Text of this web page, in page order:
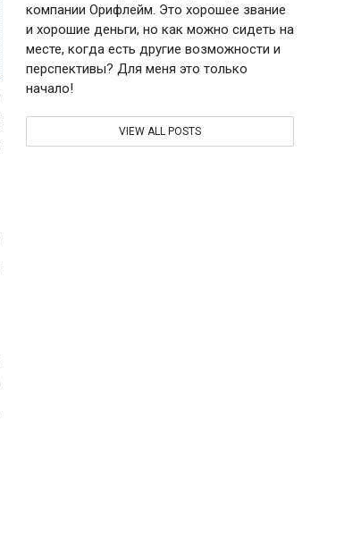
компании Орифлейм. Это хорошее звание
и хорошие деньги, но как можно сидеть на
месте, когда есть другие возможности и
перспективы? Для меня это только
начало!
VIEW ALL POSTS